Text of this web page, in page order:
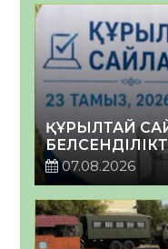
ҚҰРЫЛТАЙ
07.08.2026